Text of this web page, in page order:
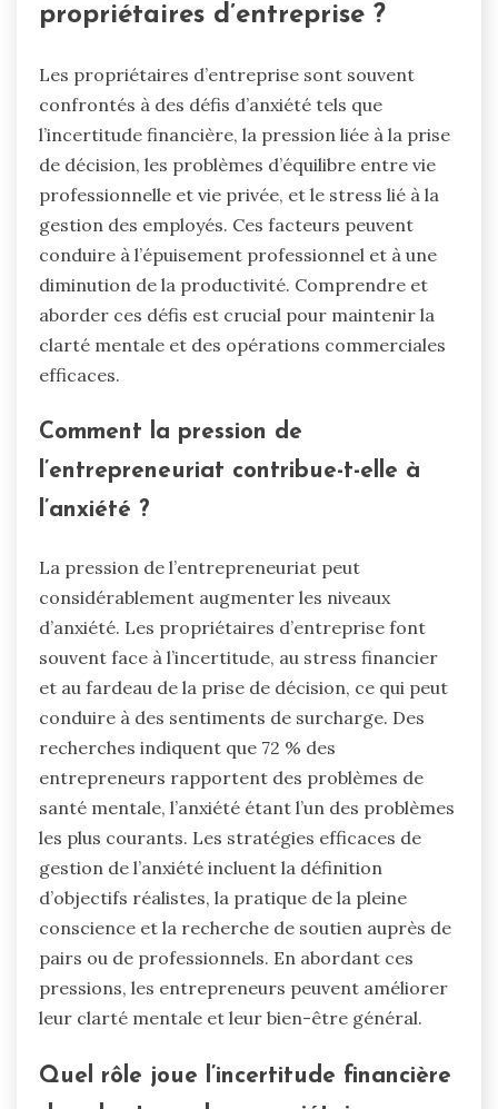
propriétaires d’entreprise ?
Les propriétaires d’entreprise sont souvent
confrontés à des défis d’anxiété tels que
l’incertitude financière, la pression liée à la prise
de décision, les problèmes d’équilibre entre vie
professionnelle et vie privée, et le stress lié à la
gestion des employés. Ces facteurs peuvent
conduire à l’épuisement professionnel et à une
diminution de la productivité. Comprendre et
aborder ces défis est crucial pour maintenir la
clarté mentale et des opérations commerciales
efficaces.
Comment la pression de
l’entrepreneuriat contribue-t-elle à
l’anxiété ?
La pression de l’entrepreneuriat peut
considérablement augmenter les niveaux
d’anxiété. Les propriétaires d’entreprise font
souvent face à l’incertitude, au stress financier
et au fardeau de la prise de décision, ce qui peut
conduire à des sentiments de surcharge. Des
recherches indiquent que 72 % des
entrepreneurs rapportent des problèmes de
santé mentale, l’anxiété étant l’un des problèmes
les plus courants. Les stratégies efficaces de
gestion de l’anxiété incluent la définition
d’objectifs réalistes, la pratique de la pleine
conscience et la recherche de soutien auprès de
pairs ou de professionnels. En abordant ces
pressions, les entrepreneurs peuvent améliorer
leur clarté mentale et leur bien-être général.
Quel rôle joue l’incertitude financière